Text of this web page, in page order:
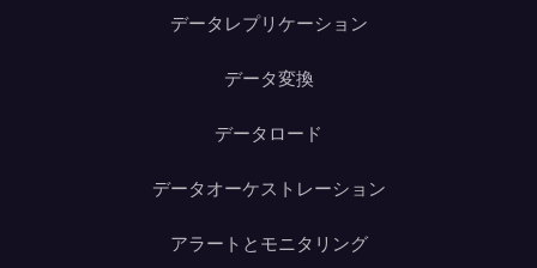
データレプリケーション
データ変換
データロード
データオーケストレーション
アラートとモニタリング